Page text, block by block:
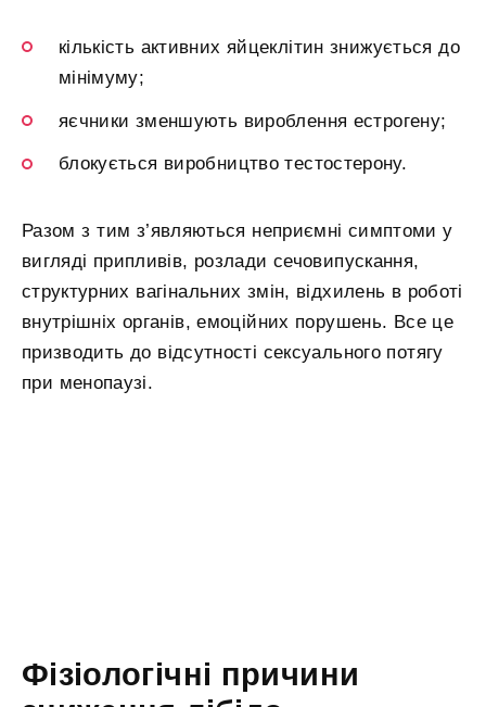
кількість активних яйцеклітин знижується до
мінімуму;
яєчники зменшують вироблення естрогену;
блокується виробництво тестостерону.
Разом з тим з’являються неприємні симптоми у
вигляді припливів, розлади сечовипускання,
структурних вагінальних змін, відхилень в роботі
внутрішніх органів, емоційних порушень. Все це
призводить до відсутності сексуального потягу
при менопаузі.
Фізіологічні причини